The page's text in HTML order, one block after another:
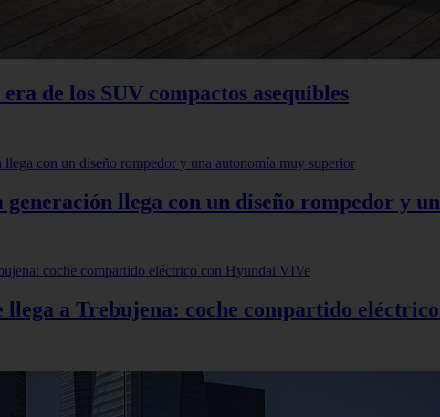
de los SUV compactos asequibles
generación llega con un diseño rompedor y
a Trebujena: coche compartido